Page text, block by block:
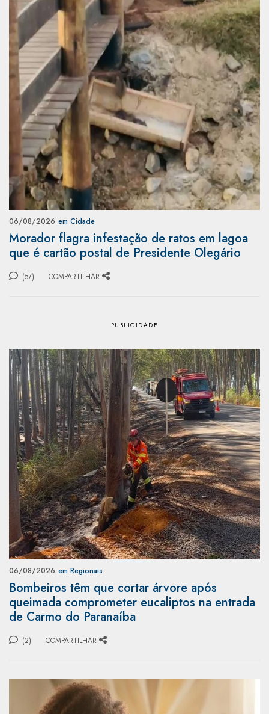
06/08/2026 em Cidade
Morador flagra infestação de ratos em lagoa
que é cartão postal de Presidente Olegário
(57) COMPARTILHAR
06/08/2026 em Regionais
Bombeiros têm que cortar árvore após
queimada comprometer eucaliptos na entrada
de Carmo do Paranaíba
(2) COMPARTILHAR